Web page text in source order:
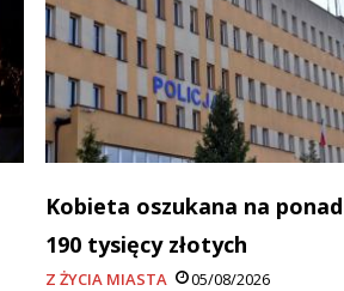
Kobieta oszukana na ponad
190 tysięcy złotych
Z ŻYCIA MIASTA 05/08/2026